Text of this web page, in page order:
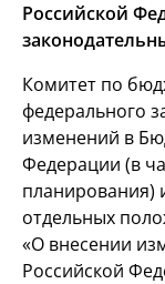
Российской
Комитет по
федерального
изменений в
Федерации (в
планирования)
отдельных
«О внесении
Российской